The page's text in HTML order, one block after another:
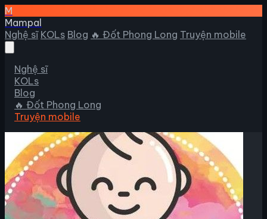
M
Mampal
Nghệ sĩ KOLs Blog 🔥 Đốt Phong Long Truyện mobile
Nghệ sĩ
KOLs
Blog
🔥 Đốt Phong Long
Truyện mobile